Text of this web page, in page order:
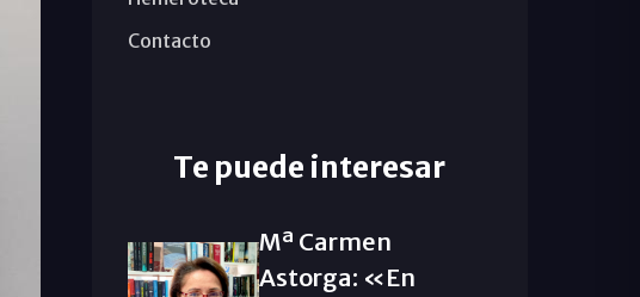
Contacto
Te puede interesar
Mª Carmen
Astorga: «En